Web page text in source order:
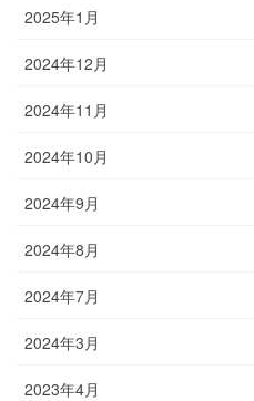
2025年1月
2024年12月
2024年11月
2024年10月
2024年9月
2024年8月
2024年7月
2024年3月
2023年4月